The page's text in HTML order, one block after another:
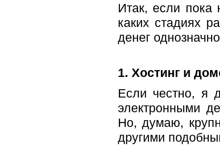
Итак, если пока
каких стадиях
денег
1. Хостинг и
Если честно, я
электронными
Но, думаю,
другими